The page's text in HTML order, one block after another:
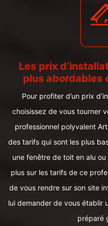
Les prix
plus abordables
Pour profiter d’un prix
choisissez de vous tourner
professionnel polyvalent
des tarifs qui sont les plus
une fenêtre de toit en alu
plus sur les tarifs de ce
de vous rendre sur son site
lui demander de vous établir
préparé